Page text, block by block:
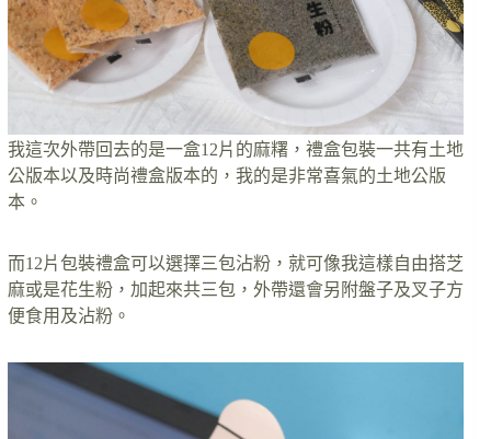
我這次外帶回去的是一盒12片的麻糬，禮盒包裝一共有土地
公版本以及時尚禮盒版本的，我的是非常喜氣的土地公版
本。
而12片包裝禮盒可以選擇三包沾粉，就可像我這樣自由搭芝
麻或是花生粉，加起來共三包，外帶還會另附盤子及叉子方
便食用及沾粉。